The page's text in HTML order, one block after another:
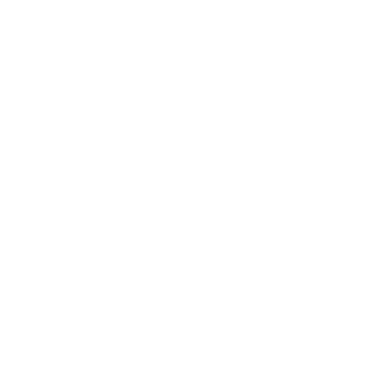
tela.